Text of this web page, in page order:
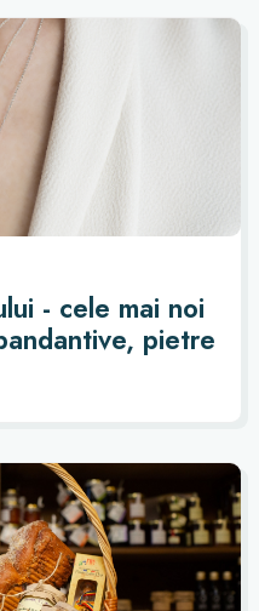
- cele mai noi
pietre